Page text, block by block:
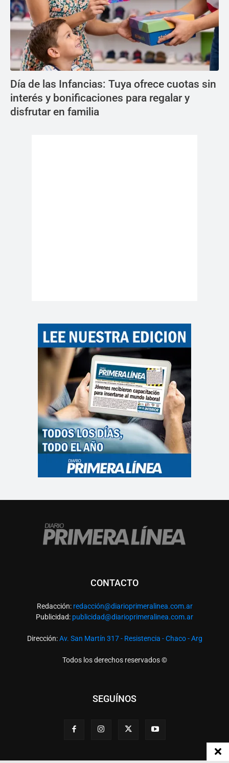
Día de las Infancias: Tuya ofrece cuotas sin
interés y bonificaciones para regalar y
disfrutar en familia
CONTACTO
Redacción: redacción@diarioprimeralinea.com.ar
Publicidad: publicidad@diarioprimeralinea.com.ar
Dirección:Av. San Martín 317 - Resistencia - Chaco - Arg
Todos los derechos reservados ©
SEGUÍNOS